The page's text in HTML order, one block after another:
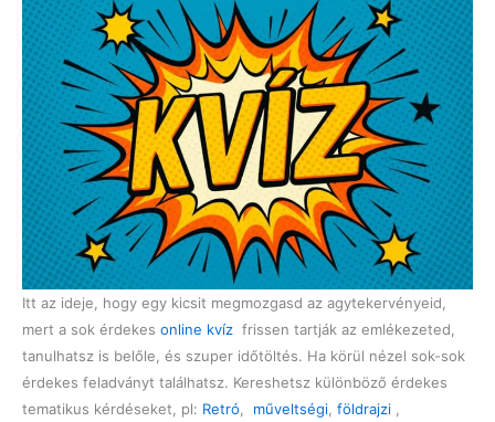
Itt az ideje, hogy egy kicsit megmozgasd az agytekervényeid,
mert a sok érdekes online kvíz frissen tartják az emlékezeted,
tanulhatsz is belőle, és szuper időtöltés. Ha körül nézel sok-sok
érdekes feladványt találhatsz. Kereshetsz különböző érdekes
tematikus kérdéseket, pl: Retró, műveltségi, földrajzi ,